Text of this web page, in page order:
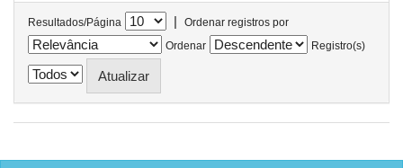
Resultados/Página |
Ordenar registros por
Ordenar
Registro(s)